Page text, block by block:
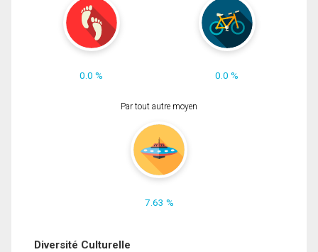
0.0 % 0.0 %
Par tout autre moyen
7.63 %
Diversité Culturelle